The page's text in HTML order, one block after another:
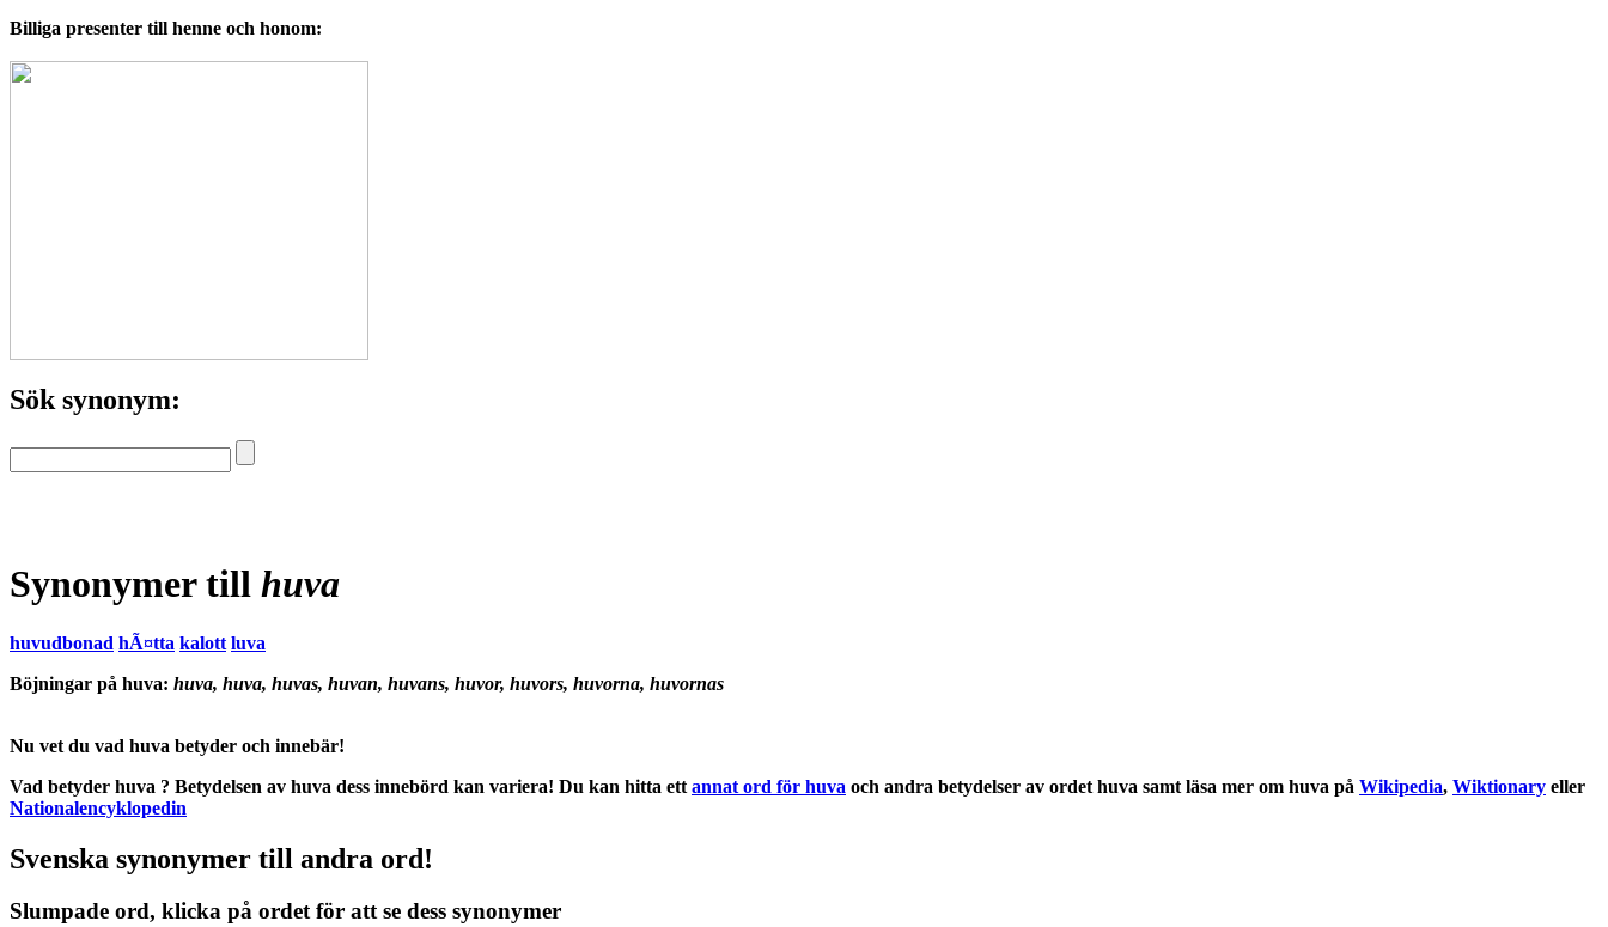
Billiga presenter till henne och honom:
Sök synonym:
Synonymer till huva
huvudbonad hÃ¤tta kalott luva
Böjningar på huva: huva, huva, huvas, huvan, huvans, huvor, huvors, huvorna, huvornas
Nu vet du vad huva betyder och innebär!
Vad betyder huva ? Betydelsen av huva dess innebörd kan variera! Du kan hitta ett annat ord för huva och andra betydelser av ordet huva samt läsa mer om huva på Wikipedia, Wiktionary eller
Nationalencyklopedin
Svenska synonymer till andra ord!
Slumpade ord, klicka på ordet för att se dess synonymer